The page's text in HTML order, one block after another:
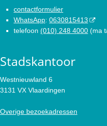
contactformulier
WhatsApp: 0630815413
telefoon (010) 248 4000 (ma
Stadskantoor
Westnieuwland 6
3131 VX Vlaardingen
Overige bezoekadressen